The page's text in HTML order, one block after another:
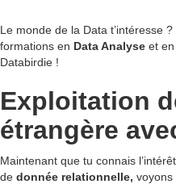
Le monde de la Data t’intéresse
formations en Data Analyse et en
Databirdie !
Exploitation
étrangère
Maintenant que tu connais
de donnée relationnelle, voyons